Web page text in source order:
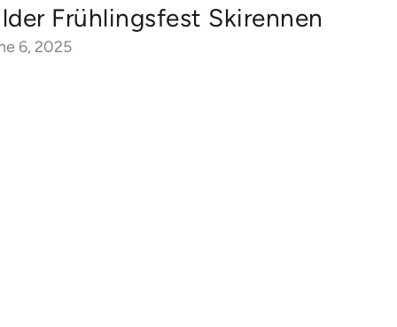
Frühlingsfest Skirennen
6, 2025